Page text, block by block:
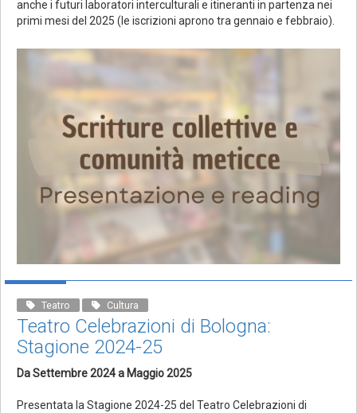
anche i futuri laboratori interculturali e itineranti in partenza nei
primi mesi del 2025 (le iscrizioni aprono tra gennaio e febbraio).
Teatro Cultura
Teatro Celebrazioni di Bologna:
Stagione 2024-25
Da Settembre 2024 a Maggio 2025
Presentata la Stagione 2024-25 del Teatro Celebrazioni di